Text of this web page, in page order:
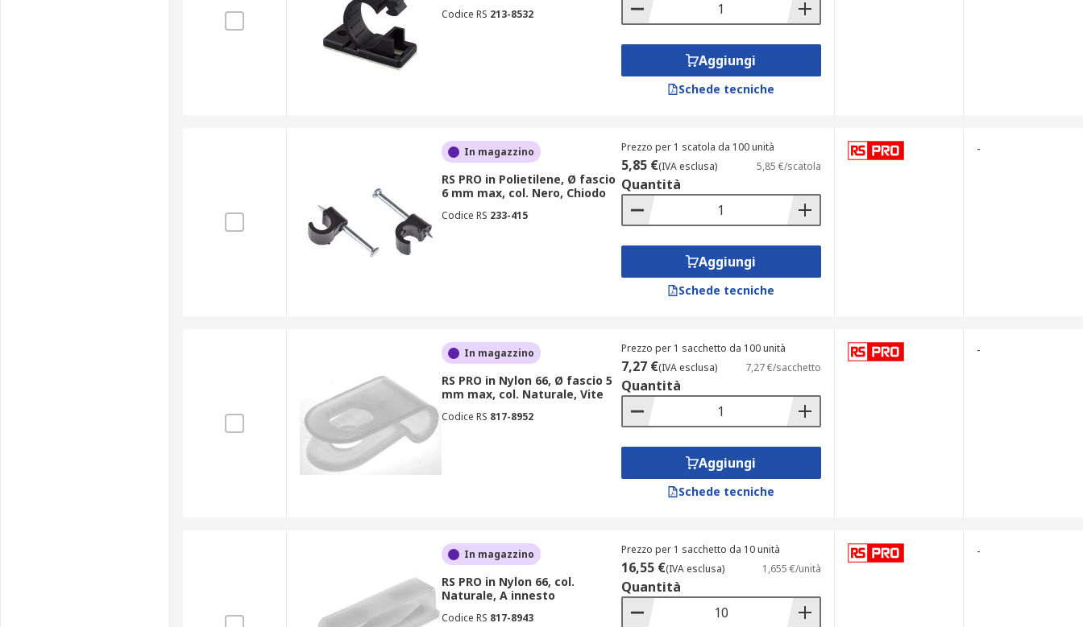
Codice RS 213-8532
Aggiungi
Schede tecniche
In magazzino
RS PRO in Polietilene, Ø fascio
6 mm max, col. Nero, Chiodo
Codice RS 233-415
Prezzo per 1 scatola da 100 unità
5,85 €(IVA esclusa) 5,85 €/scatola
Quantità
Aggiungi
Schede tecniche
-
In magazzino
RS PRO in Nylon 66, Ø fascio 5
mm max, col. Naturale, Vite
Codice RS 817-8952
Prezzo per 1 sacchetto da 100 unità
7,27 €(IVA esclusa) 7,27 €/sacchetto
Quantità
Aggiungi
Schede tecniche
-
In magazzino
RS PRO in Nylon 66, col.
Naturale, A innesto
Codice RS 817-8943
Prezzo per 1 sacchetto da 10 unità
16,55 €(IVA esclusa) 1,655 €/unità
Quantità
-